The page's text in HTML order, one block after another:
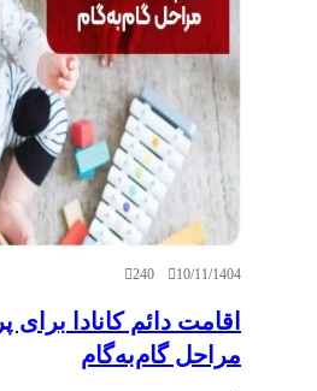
10/11/1404
240
اقامت دائم کانادا
مراحل گام‌به‌گام